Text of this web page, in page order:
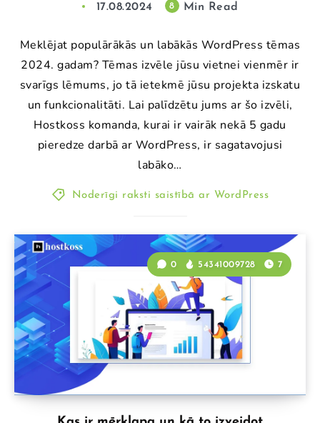
17.08.2024 8 Min Read
Meklējat populārākās un labākās WordPress tēmas
2024. gadam? Tēmas izvēle jūsu vietnei vienmēr ir
svarīgs lēmums, jo tā ietekmē jūsu projekta izskatu
un funkcionalitāti. Lai palīdzētu jums ar šo izvēli,
Hostkoss komanda, kurai ir vairāk nekā 5 gadu
pieredze darbā ar WordPress, ir sagatavojusi
labāko…
Noderīgi raksti saistībā ar WordPress
0 54341009728 7